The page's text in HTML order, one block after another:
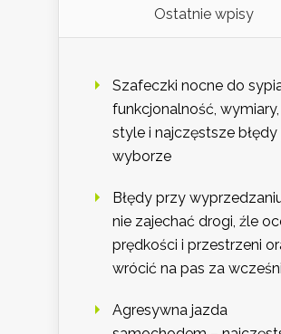
Ostatnie wpisy
Szafeczki nocne do
funkcjonalność, wymiary,
style i najczęstsze
wyborze
Błędy przy
nie zajechać drogi, źle
prędkości i przestrzeni
wrócić na pas za
Agresywna jazda